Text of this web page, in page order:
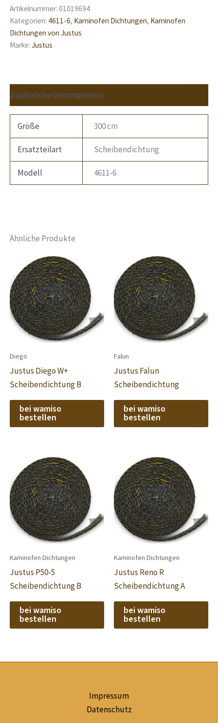
Artikelnummer: 01019694
Kategorien: 4611-6, Kaminofen Dichtungen, Kaminofen
Dichtungen von Justus
Marke: Justus
Zusätzliche Informationen
Größe 300 cm
Ersatzteilart Scheibendichtung
Modell 4611-6
Ähnliche Produkte
Diego
Justus Diego W+
Scheibendichtung B
bei wamiso
bestellen
Falun
Justus Falun
Scheibendichtung
bei wamiso
bestellen
Kaminofen Dichtungen
Justus P50-5
Scheibendichtung B
bei wamiso
bestellen
Kaminofen Dichtungen
Justus Reno R
Scheibendichtung A
bei wamiso
bestellen
Impressum
Datenschutz